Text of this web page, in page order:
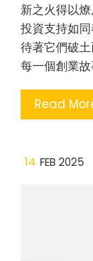
新之火得以
投資支持如
待著它們破
每一個創業故
Read
14 FEB 2025